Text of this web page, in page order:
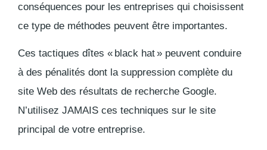
conséquences pour les entreprises qui choisissent
ce type de méthodes peuvent être importantes.
Ces tactiques dîtes « black hat » peuvent conduire
à des pénalités dont la suppression complète du
site Web des résultats de recherche Google.
N’utilisez JAMAIS ces techniques sur le site
principal de votre entreprise.